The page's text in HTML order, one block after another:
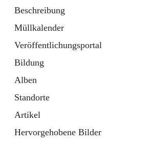
Beschreibung
Müllkalender
Veröffentlichungsportal
Bildung
Alben
Standorte
Artikel
Hervorgehobene Bilder